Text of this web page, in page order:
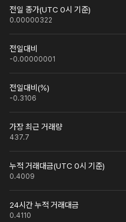
전일 종가(UTC 0시 기준)
0.00000322
전일대비
-0.00000001
전일대비(%)
-0.3106
가장 최근 거래량
437.7
누적 거래대금(UTC 0시 기준)
0.4009
24시간 누적 거래대금
0.4110